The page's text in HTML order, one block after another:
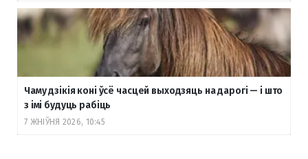
Чаму дзікія коні ўсё часцей выходзяць на дарогі — і што
з імі будуць рабіць
7 ЖНІЎНЯ 2026, 10:45